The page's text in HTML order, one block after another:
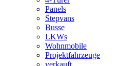
Panels
Stepvans
Busse
LKWs
Wohnmobile
Projektfahrzeuge
verkauft